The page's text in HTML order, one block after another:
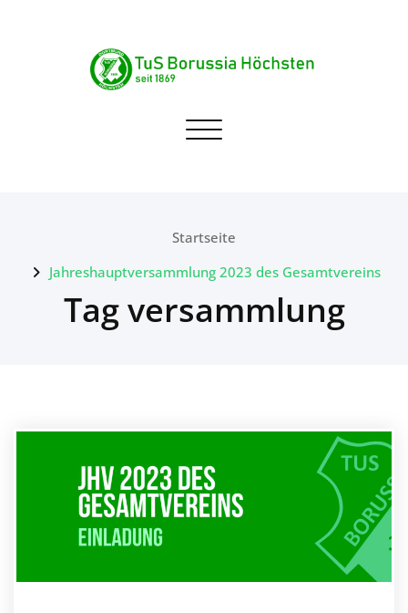
TuS Borussia Höchsten
Navigation umschalten
Startseite
Jahreshauptversammlung 2023 des Gesamtvereins
Tag versammlung